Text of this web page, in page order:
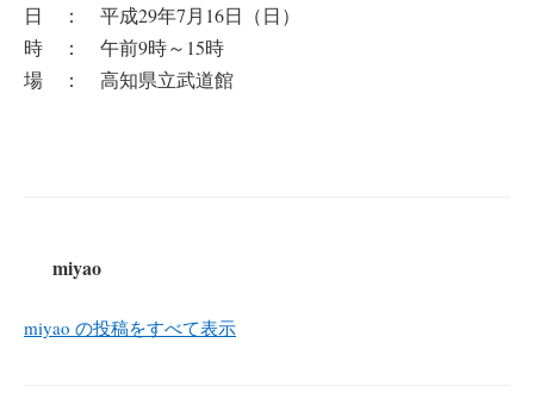
日 ： 平成29年7月16日（日）
時 ： 午前9時～15時
場 ： 高知県立武道館
miyao
miyao の投稿をすべて表示